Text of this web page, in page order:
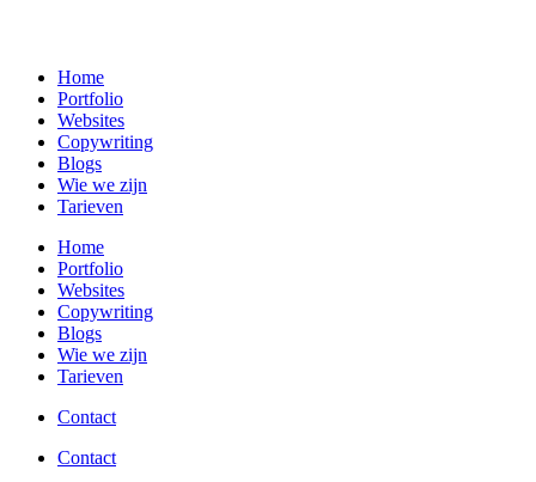
Home
Portfolio
Websites
Copywriting
Blogs
Wie we zijn
Tarieven
Home
Portfolio
Websites
Copywriting
Blogs
Wie we zijn
Tarieven
Contact
Contact